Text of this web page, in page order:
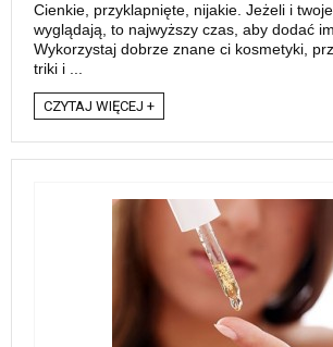
Cienkie, przyklapnięte, nijakie. Jeżeli i twoje
wyglądają, to najwyższy czas, aby dodać
Wykorzystaj dobrze znane ci kosmetyki,
triki i ...
CZYTAJ WIĘCEJ +